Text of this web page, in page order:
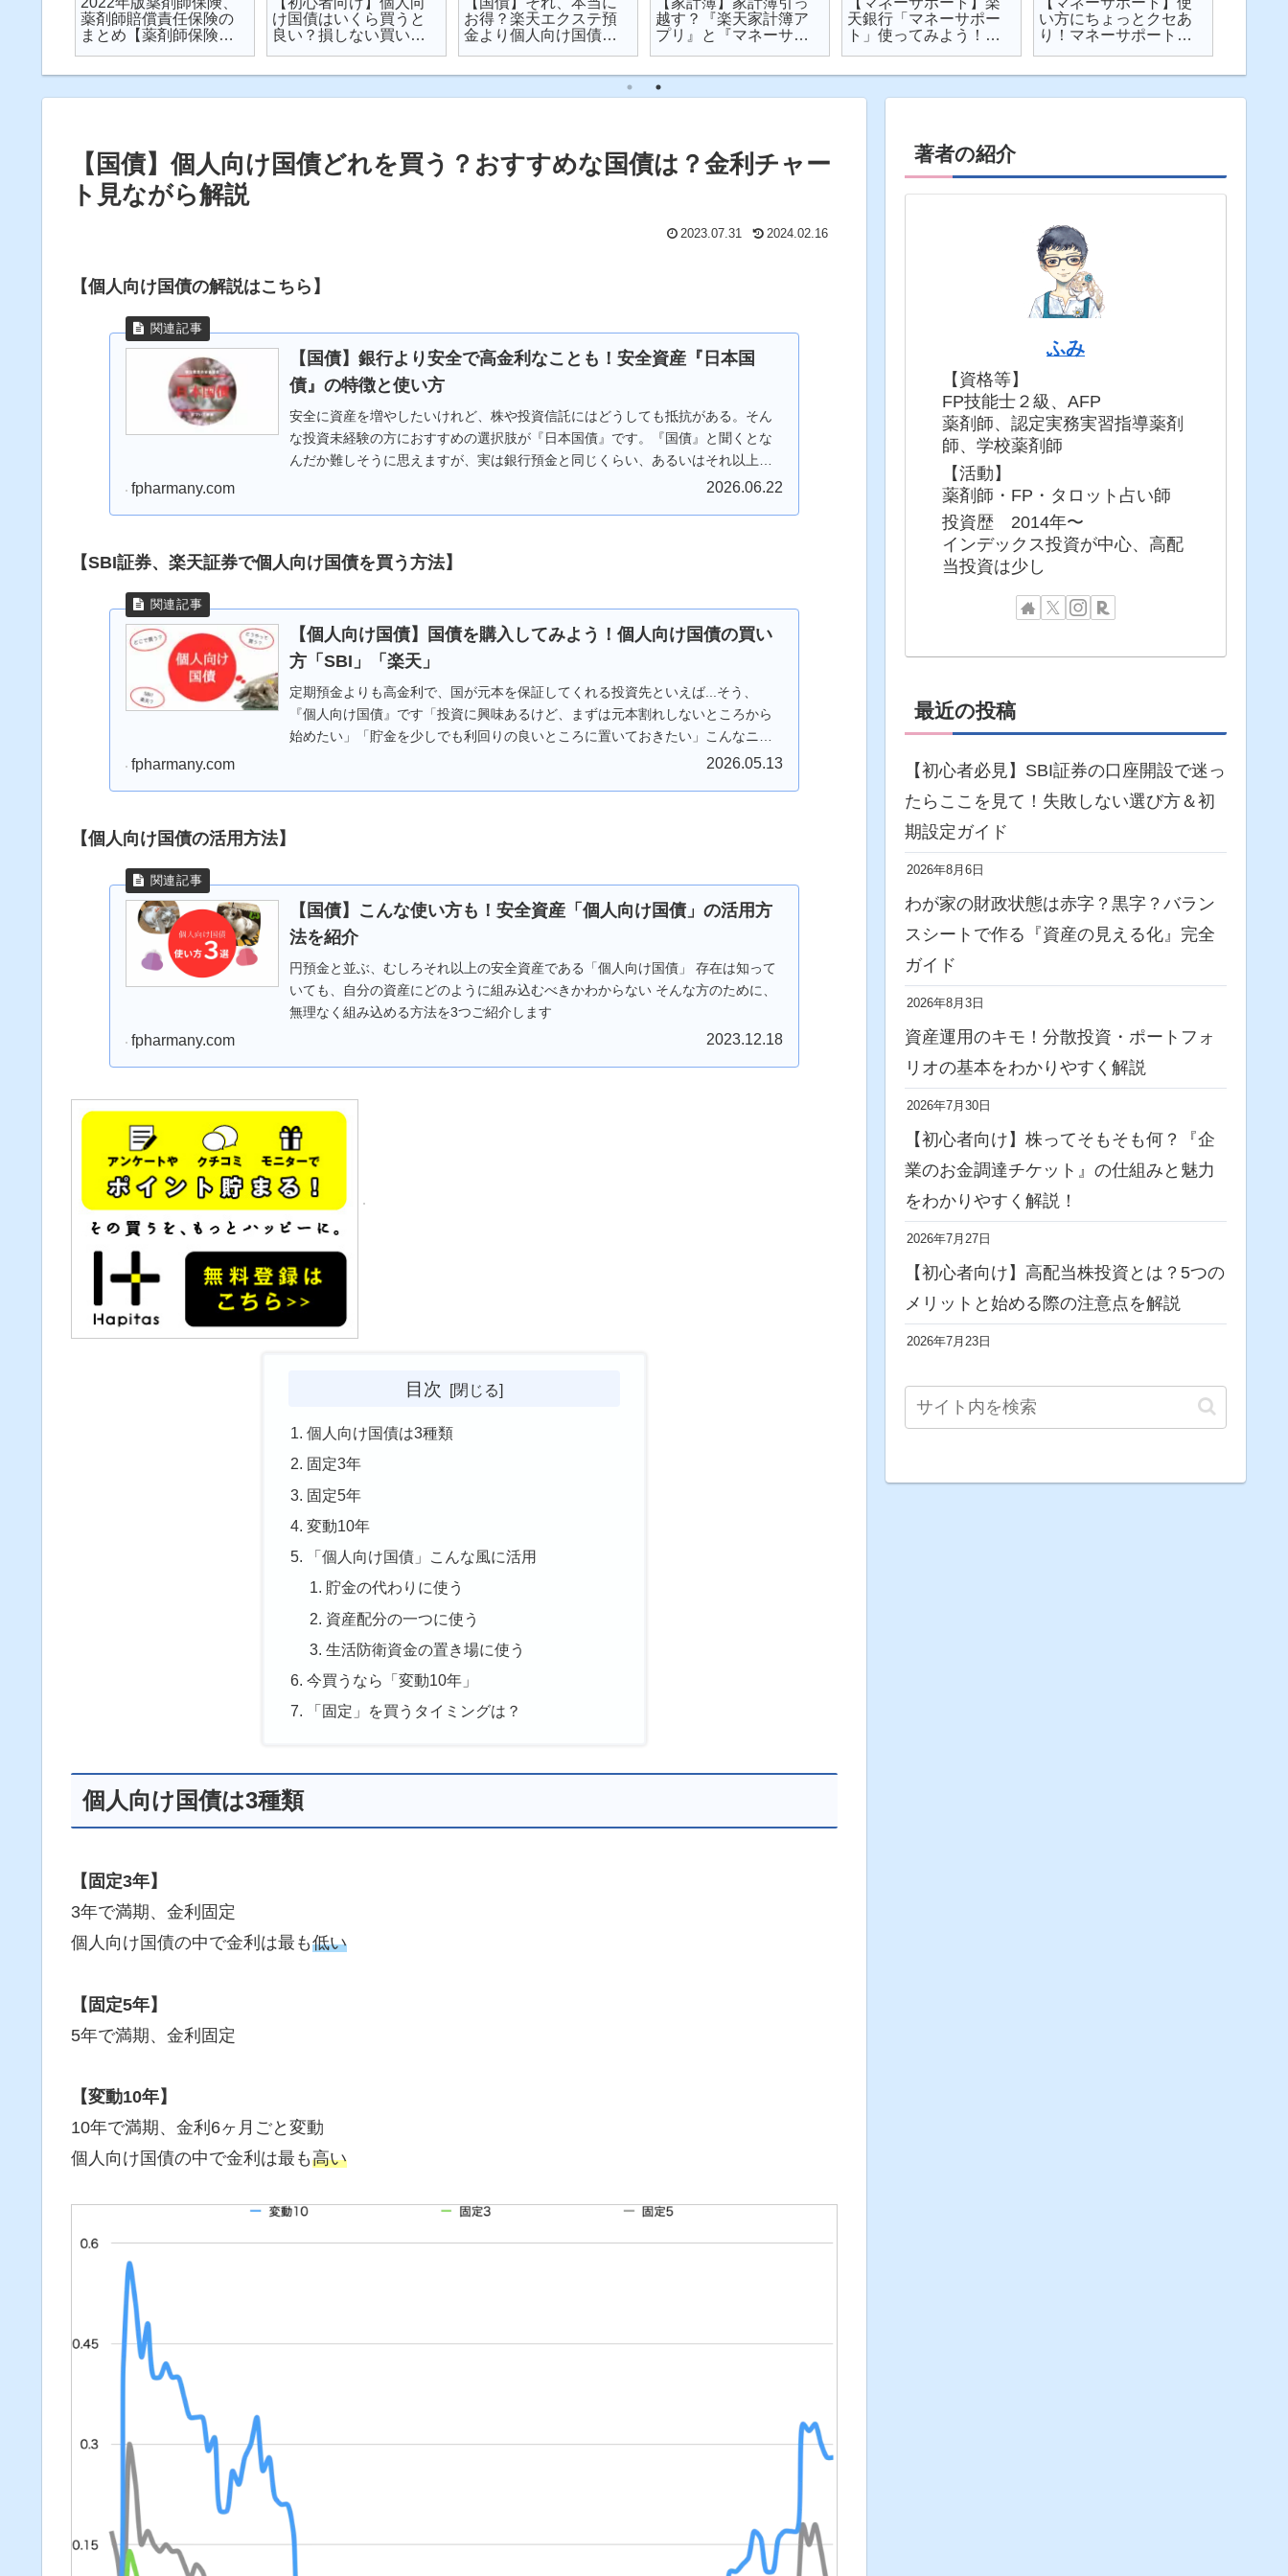
薬剤師賠償責任保険の
まとめ【薬剤師保険】
け国債はいくら買うと
良い？損しない買い方
お得？楽天エクステ預
金より個人向け国債を
越す？『楽天家計簿ア
プリ』と『マネーサポ
天銀行「マネーサポー
ト」使ってみよう！
い方にちょっとクセあ
り！マネーサポートの
【国債】個人向け国債どれを買う？おすすめな国債は？金利チャー
ト見ながら解説
2023.07.31 2024.02.16
【個人向け国債の解説はこちら】
【国債】銀行より安全で高金利なことも！安全資産『日本国
債』の特徴と使い方
安全に資産を増やしたいけれど、株や投資信託にはどうしても抵抗がある。そん
な投資未経験の方におすすめの選択肢が『日本国債』です。『国債』と聞くとな
んだか難しそうに思えますが、実は銀行預金と同じくらい、あるいはそれ以上に
fpharmany.com 2026.06.22
【SBI証券、楽天証券で個人向け国債を買う方法】
【個人向け国債】国債を購入してみよう！個人向け国債の買い
方「SBI」「楽天」
定期預金よりも高金利で、国が元本を保証してくれる投資先といえば...そう、
『個人向け国債』です「投資に興味あるけど、まずは元本割れしないところから
始めたい」「貯金を少しでも利回りの良いところに置いておきたい」こんなニー
fpharmany.com 2026.05.13
【個人向け国債の活用方法】
【国債】こんな使い方も！安全資産「個人向け国債」の活用方
法を紹介
円預金と並ぶ、むしろそれ以上の安全資産である「個人向け国債」 存在は知って
いても、自分の資産にどのように組み込むべきかわからない そんな方のために、
無理なく組み込める方法を3つご紹介します
fpharmany.com 2023.12.18
目次
個人向け国債は3種類
固定3年
固定5年
変動10年
「個人向け国債」こんな風に活用
貯金の代わりに使う
資産配分の一つに使う
生活防衛資金の置き場に使う
今買うなら「変動10年」
「固定」を買うタイミングは？
個人向け国債は3種類
【固定3年】
3年で満期、金利固定
個人向け国債の中で金利は最も低い
【固定5年】
5年で満期、金利固定
【変動10年】
10年で満期、金利6ヶ月ごと変動
個人向け国債の中で金利は最も高い
著者の紹介
ふみ
【資格等】
FP技能士２級、AFP
薬剤師、認定実務実習指導薬剤
師、学校薬剤師
【活動】
薬剤師・FP・タロット占い師
投資歴 2014年〜
インデックス投資が中心、高配
当投資は少し
最近の投稿
【初心者必見】SBI証券の口座開設で迷っ
たらここを見て！失敗しない選び方＆初
期設定ガイド
2026年8月6日
わが家の財政状態は赤字？黒字？バラン
スシートで作る『資産の見える化』完全
ガイド
2026年8月3日
資産運用のキモ！分散投資・ポートフォ
リオの基本をわかりやすく解説
2026年7月30日
【初心者向け】株ってそもそも何？『企
業のお金調達チケット』の仕組みと魅力
をわかりやすく解説！
2026年7月27日
【初心者向け】高配当株投資とは？5つの
メリットと始める際の注意点を解説
2026年7月23日